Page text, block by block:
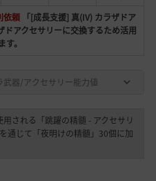
依頼「[成長支援] 真(IV) カラザドア
アクセサリーに交換するため活用
す。
武器/アクセサリー能力値
される「跳躍の精髄 - アクセサリ
通じて「夜明けの精髄」30個に加